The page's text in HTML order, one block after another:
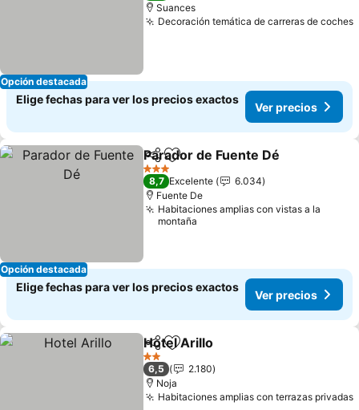
Opción destacada
Suances
Decoración temática de carreras de coches
Elige fechas para ver los precios exactos
Ver precios
Opción destacada
CompartirAgregar a favoritos
Parador de Fuente Dé
3 Estrellas
8,7 Excelente
6.034
Fuente De
Habitaciones amplias con vistas a la
montaña
Elige fechas para ver los precios exactos
Ver precios
CompartirAgregar a favoritos
Hotel Arillo
2 Estrellas
6,5
2.180
Noja
Habitaciones amplias con terrazas privadas